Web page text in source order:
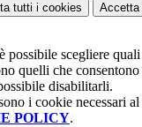
tutti i cookies Accetta
possibile scegliere
quelli che
disabilitarli.
i cookie necessari
POLICY.